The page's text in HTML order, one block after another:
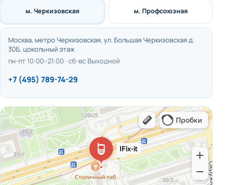
м. Черкизовская
Москва, метро Черкизовская, ул. Большая Черкизовская д.
30Б, цокольный этаж
пн-пт 10:00–21:00 · сб-вс Выходной
+7 (495) 789-74-29
м. Профсоюзная